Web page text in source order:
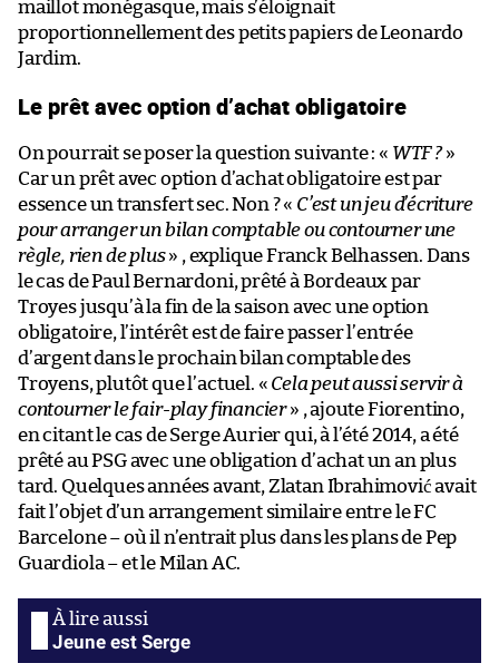
maillot monégasque, mais s’éloignait
proportionnellement des petits papiers de Leonardo
Jardim.
Le prêt avec option d’achat obligatoire
On pourrait se poser la question suivante : « WTF ?»
Car un prêt avec option d’achat obligatoire est par
essence un transfert sec. Non ? « C’est un jeu d’écriture
pour arranger un bilan comptable ou contourner une
règle, rien de plus» , explique Franck Belhassen. Dans
le cas de Paul Bernardoni, prêté à Bordeaux par
Troyes jusqu’à la fin de la saison avec une option
obligatoire, l’intérêt est de faire passer l’entrée
d’argent dans le prochain bilan comptable des
Troyens, plutôt que l’actuel. « Cela peut aussi servir à
contourner le fair-play financier» , ajoute Fiorentino,
en citant le cas de Serge Aurier qui, à l’été 2014, a été
prêté au PSG avec une obligation d’achat un an plus
tard. Quelques années avant, Zlatan Ibrahimović avait
fait l’objet d’un arrangement similaire entre le FC
Barcelone – où il n’entrait plus dans les plans de Pep
Guardiola – et le Milan AC.
Jeune est Serge